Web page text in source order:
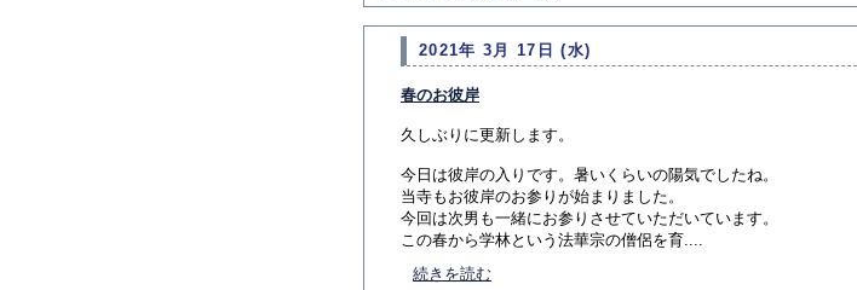
2021年 3月 17日 (水)
春のお彼岸
久しぶりに更新します。
今日は彼岸の入りです。暑いくらいの陽気でしたね。
当寺もお彼岸のお参りが始まりました。
今回は次男も一緒にお参りさせていただいています。
この春から学林という法華宗の僧侶を育....
続きを読む